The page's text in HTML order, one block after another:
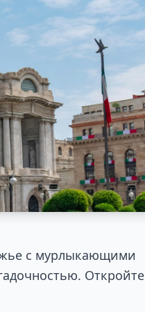
с мурлыкающими
Откройте